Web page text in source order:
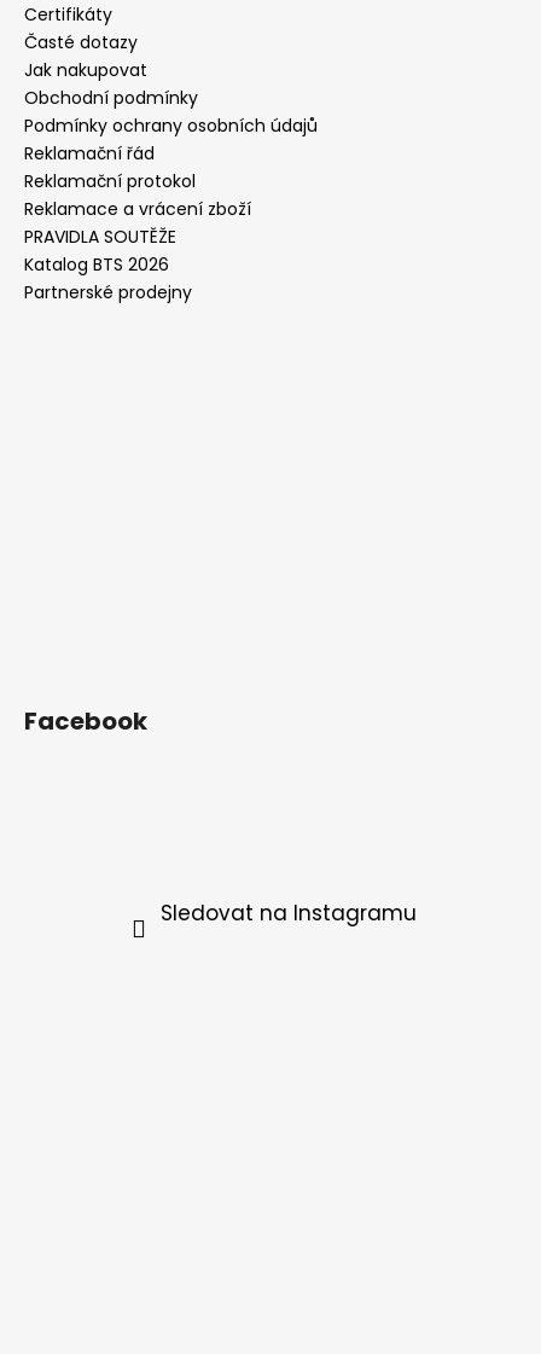
Certifikáty
Časté dotazy
Jak nakupovat
Obchodní podmínky
Podmínky ochrany osobních údajů
Reklamační řád
Reklamační protokol
Reklamace a vrácení zboží
PRAVIDLA SOUTĚŽE
Katalog BTS 2026
Partnerské prodejny
Facebook
Sledovat na Instagramu